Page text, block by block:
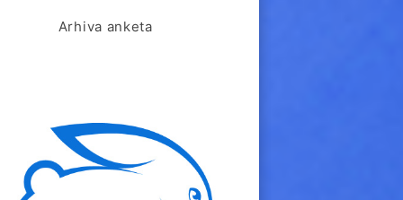
Arhiva anketa